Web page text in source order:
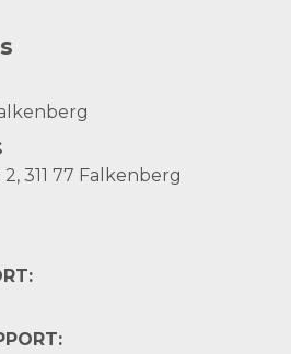
311 77 Falkenberg